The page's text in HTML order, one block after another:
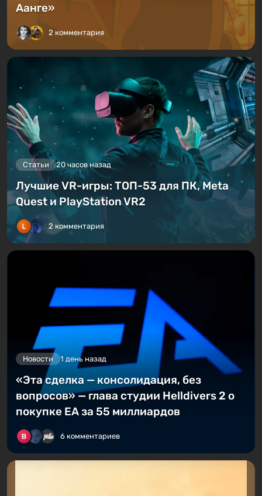
Аанге»
2 комментария
Статьи 20 часов назад
Лучшие VR-игры: ТОП-53 для ПК, Meta
Quest и PlayStation VR2
2 комментария
Новости 1 день назад
«Эта сделка — консолидация, без
вопросов» — глава студии Helldivers 2 о
покупке EA за 55 миллиардов
6 комментариев